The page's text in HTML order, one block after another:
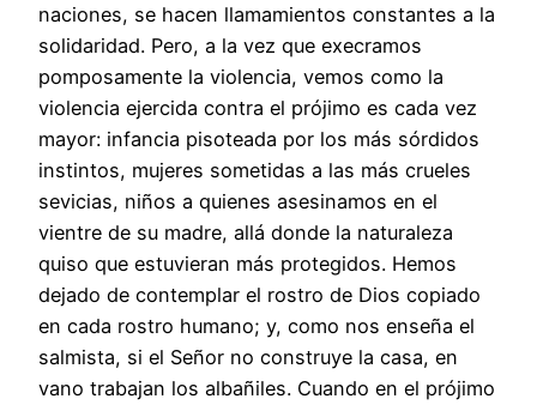
naciones, se hacen llamamientos constantes a la
solidaridad. Pero, a la vez que execramos
pomposamente la violencia, vemos como la
violencia ejercida contra el prójimo es cada vez
mayor: infancia pisoteada por los más sórdidos
instintos, mujeres sometidas a las más crueles
sevicias, niños a quienes asesinamos en el
vientre de su madre, allá donde la naturaleza
quiso que estuvieran más protegidos. Hemos
dejado de contemplar el rostro de Dios copiado
en cada rostro humano; y, como nos enseña el
salmista, si el Señor no construye la casa, en
vano trabajan los albañiles. Cuando en el prójimo